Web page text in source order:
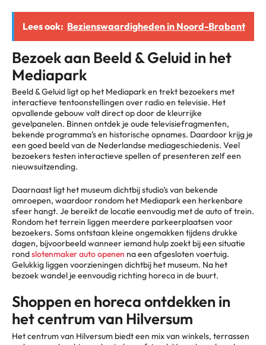
Lees ook: Bezienswaardigheden in Noord-Brabant
Bezoek aan Beeld & Geluid in het
Mediapark
Beeld & Geluid ligt op het Mediapark en trekt bezoekers met
interactieve tentoonstellingen over radio en televisie. Het
opvallende gebouw valt direct op door de kleurrijke
gevelpanelen. Binnen ontdek je oude televisiefragmenten,
bekende programma’s en historische opnames. Daardoor krijg je
een goed beeld van de Nederlandse mediageschiedenis. Veel
bezoekers testen interactieve spellen of presenteren zelf een
nieuwsuitzending.
Daarnaast ligt het museum dichtbij studio’s van bekende
omroepen, waardoor rondom het Mediapark een herkenbare
sfeer hangt. Je bereikt de locatie eenvoudig met de auto of trein.
Rondom het terrein liggen meerdere parkeerplaatsen voor
bezoekers. Soms ontstaan kleine ongemakken tijdens drukke
dagen, bijvoorbeeld wanneer iemand hulp zoekt bij een situatie
rondslotenmaker auto openen na een afgesloten voertuig.
Gelukkig liggen voorzieningen dichtbij het museum. Na het
bezoek wandel je eenvoudig richting horeca in de buurt.
Shoppen en horeca ontdekken in
het centrum van Hilversum
Het centrum van Hilversum biedt een mix van winkels, terrassen